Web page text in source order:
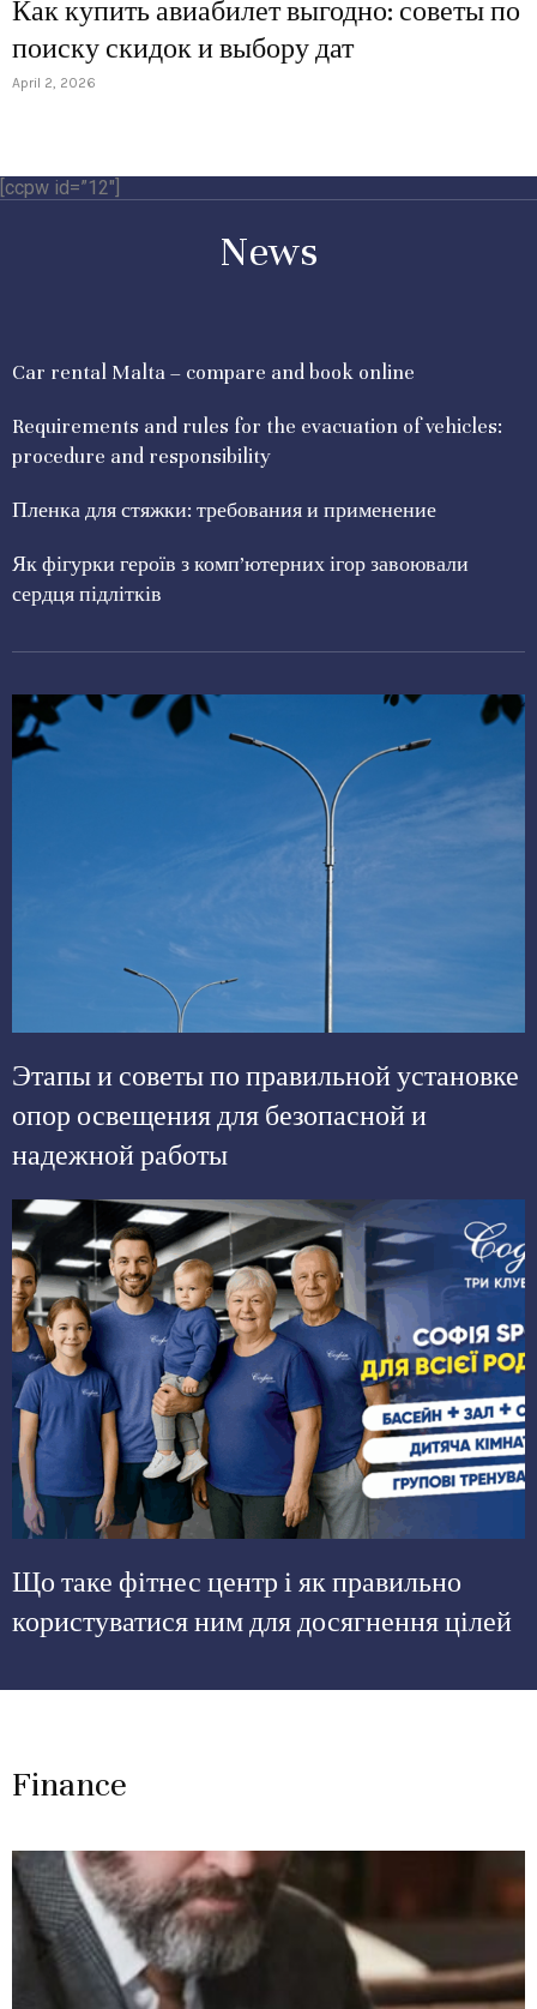
Как купить авиабилет выгодно: советы по
поиску скидок и выбору дат
April 2, 2026
[ccpw id=”12″]
News
Car rental Malta – compare and book online
Requirements and rules for the evacuation of vehicles:
procedure and responsibility
Пленка для стяжки: требования и применение
Як фігурки героїв з комп’ютерних ігор завоювали
сердця підлітків
Этапы и советы по правильной установке
опор освещения для безопасной и
надежной работы
Що таке фітнес центр і як правильно
користуватися ним для досягнення цілей
Finance